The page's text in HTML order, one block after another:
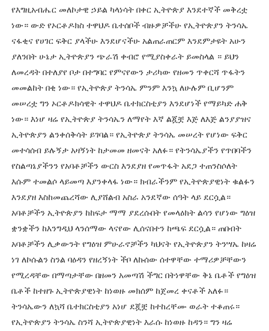
የእግዚአብሔር መለኮታዊ ኃይል ካላነሳት በቀር ኢትዮጵያ እንደተኛች መቅረቷ
ነው። ውድ የኦርቶዶክስ ተዋህዶ ቤተሰቦች ብዙዎቻችሁ የኢትዮጵያን ትንሳኤ
ናፋቂና የሀገር ፍቅር ያላችሁ እንደሆናችሁ አልጠራጠርም እንደምታዩት አሁን
ያለንበት ሁኔታ ኢትዮጵያን ጭራሽ ቀብሮ የሚያስቀራት ይመስላል ። ይህን
ለመረዳት በተለያየ ቦታ በተግባር የምናየውን ታሪካው የዘመን ጥቀርሻ ጥፋትን
መመልከት በቂ ነው። የኢትዮጵያ ትንሳኤ ምንም እንኳ ለሁሉም ቢሆንም
መሠረቷ ግን ኦርቶዶክሳዊት ተዋህዶ ቤተክርስቲያን እንደሆነች የማይካድ ሐቅ
ነው። እነሆ ዛሬ የኢትዮጵያ ትንሳኤን ለማየት እኛ ልጇቿ እጅ ለእጅ ልንያያዝና
ኢትዮጵያን ልንቀሰቅሳት ይገባል። የኢትዮጵያ ትንሳኤ መሠረት የሆነው ፍቅር
መተሳሰብ ይሉኝታ አዛኝነት ከታመመ ዘመናት አለፉ። የትንሳኤያችን የጥበባችን
የስልጣኔያችንን የአባቶቻችን ውርስ እንደያዘ የመጥፋት አደጋ ተጠንስሶለት
እሱም ተመልሶ ላይመጣ እያንቀላፋ ነው። ክብራችንም የኢትዮጵያዊነት ቁልፉን
እንደያዘ እስከመጨረሻው ሊያሸልብ አስራ አንደኛው ሰዓት ላይ ደርሷል።
አባቶቻችን ኢትዮጵያን ከከፍታ ማማ ያደረሱበት የመላዕክት ልሳን የሆነው ግዕዝ
ቋንቋችን ከእንግዲህ ላንሰማው ላናየው ሊሰናበተን ከጫፍ ደርሷል። ጠበብት
አባቶቻችን ሊቃውንት የግዕዝ ምሁራኖቻችን ካህናት የኢትዮጵያን ትንሣኤ ከዛሬ
ነገ ለኮሱልን ስንል ባዕዳን የዘረኝነት ችቦ ለኩሰው ሰተዋቸው ተማሪዎቻቸውን
የሚረዳቸው በማጣታቸው በዘመን አመጣሽ ችግር በትነዋቸው ቅኔ ቤቶች የግዕዝ
ቤቶች ከተዘጉ ኢትዮጵያዊነት ከነወዙ መክሰም ከጀመረ ቀናቶች አለፉ።
ትንሳኤውን ለኳሻ ቤተክርስቲያን አነሆ ደጇቿ ከተከረቸሙ ወራት ተቆጠሩ።
የኢትዮጵያን ትንሳኤ ስንሻ ኢትዮጵያዊነት እራሱ ከነወዙ ከዳን። ግን ዛሬ